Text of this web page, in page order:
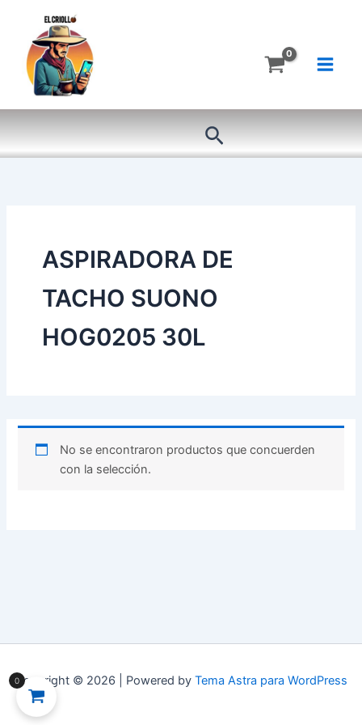
contenido
Buscar
ASPIRADORA DE
TACHO SUONO
HOG0205 30L
No se encontraron productos que concuerden
con la selección.
Copyright © 2026 | Powered by Tema Astra para WordPress
0